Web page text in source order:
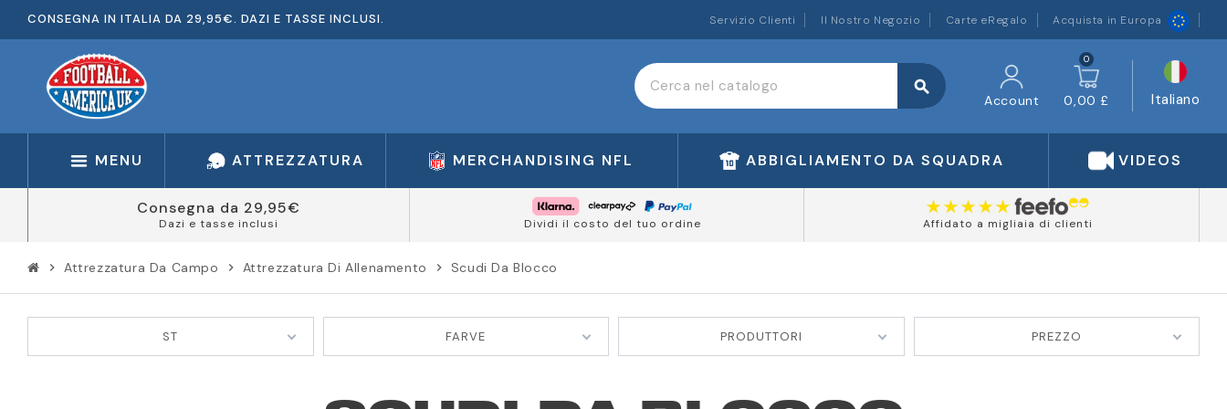
CONSEGNA IN ITALIA DA 29,95€. DAZI E TASSE INCLUSI. Servizio Clienti Il Nostro Negozio Carte eRegalo Acquista in Europa
search
Account
0
0,00 £ Italiano
MENU ATTREZZATURA MERCHANDISING NFL ABBIGLIAMENTO DA SQUADRA VIDEOS
Consegna da 29,95€
Dazi e tasse inclusi Dividi il costo del tuo ordine Affidato a migliaia di clienti
chevron_right Attrezzatura Da Campo chevron_right Attrezzatura Di Allenamento chevron_right Scudi Da Blocco
ST FARVE PRODUTTORI PREZZO